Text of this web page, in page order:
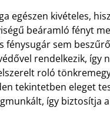
egészen kivételes,
beáramló fényt
fénysugár sem
rendelkezik, így
roló
tekintetben eleget
így biztosítja